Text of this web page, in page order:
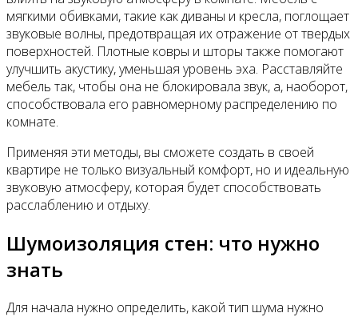
мягкими обивками, такие как диваны и кресла, поглощает
звуковые волны, предотвращая их отражение от твердых
поверхностей. Плотные ковры и шторы также помогают
улучшить акустику, уменьшая уровень эха. Расставляйте
мебель так, чтобы она не блокировала звук, а, наоборот,
способствовала его равномерному распределению по
комнате.
Применяя эти методы, вы сможете создать в своей
квартире не только визуальный комфорт, но и идеальную
звуковую атмосферу, которая будет способствовать
расслаблению и отдыху.
Шумоизоляция стен: что нужно
знать
Для начала нужно определить, какой тип шума нужно